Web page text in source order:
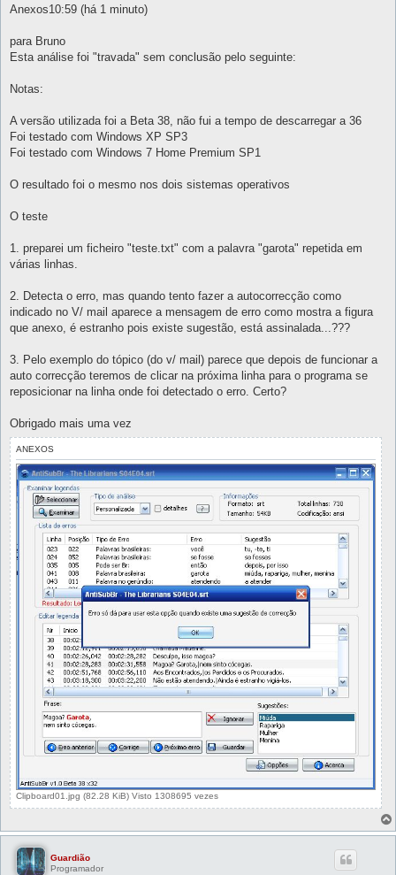
g
Anexos10:59 (há 1 minuto)
para Bruno
Esta análise foi "travada" sem conclusão pelo seguinte:
Notas:
A versão utilizada foi a Beta 38, não fui a tempo de descarregar a 36
Foi testado com Windows XP SP3
Foi testado com Windows 7 Home Premium SP1
O resultado foi o mesmo nos dois sistemas operativos
O teste
1. preparei um ficheiro "teste.txt" com a palavra "garota" repetida em
várias linhas.
2. Detecta o erro, mas quando tento fazer a autocorrecção como
indicado no V/ mail aparece a mensagem de erro como mostra a figura
que anexo, é estranho pois existe sugestão, está assinalada...???
3. Pelo exemplo do tópico (do v/ mail) parece que depois de funcionar a
auto correcção teremos de clicar na próxima linha para o programa se
reposicionar na linha onde foi detectado o erro. Certo?
Obrigado mais uma vez
ANEXOS
Clipboard01.jpg (82.28 KiB) Visto 1308695 vezes
Guardião
Programador